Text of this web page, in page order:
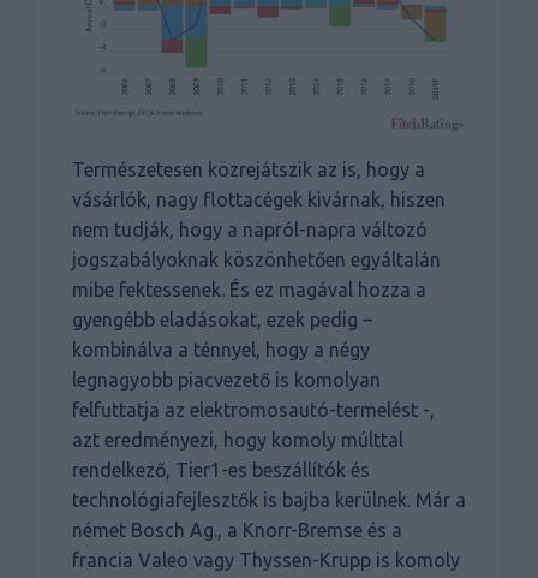
Természetesen közrejátszik az is, hogy a
vásárlók, nagy flottacégek kivárnak, hiszen
nem tudják, hogy a napról-napra változó
jogszabályoknak köszönhetően egyáltalán
mibe fektessenek. És ez magával hozza a
gyengébb eladásokat, ezek pedig –
kombinálva a ténnyel, hogy a négy
legnagyobb piacvezető is komolyan
felfuttatja az elektromosautó-termelést -,
azt eredményezi, hogy komoly múlttal
rendelkező, Tier1-es beszállítók és
technológiafejlesztők is bajba kerülnek. Már a
német Bosch Ag., a Knorr-Bremse és a
francia Valeo vagy Thyssen-Krupp is komoly